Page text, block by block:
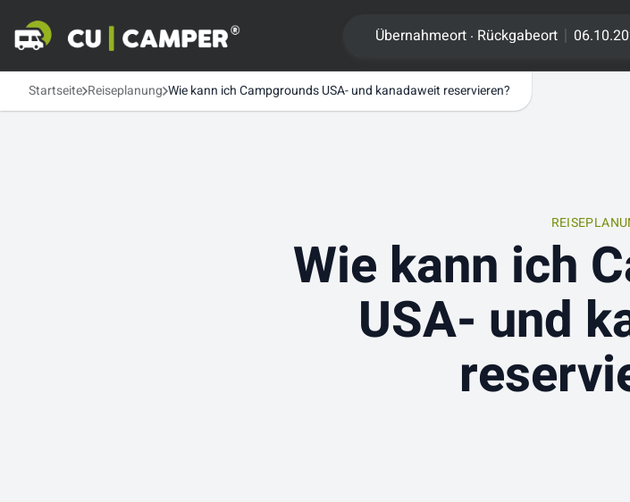
Übernahmeort . Rückgabeort
Startseite Reiseplanung Wie kann ich Campgrounds USA- und kanadaweit reservieren?
Wie kann ich
USA- und